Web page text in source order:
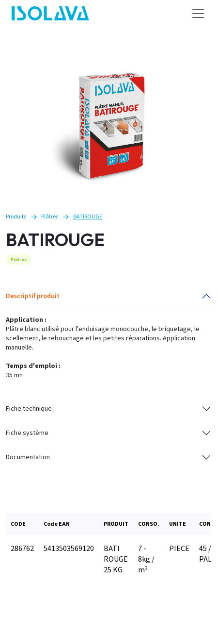
Produits Plâtres BATIROUGE
BATIROUGE
Plâtres
Descriptif produit
Application :
Plâtre blanc utilisé pour l'enduisage monocouche, le briquetage, le
scellement, le rebouchage et les petites réparations. Application
manuelle.
Temps d'emploi :
35 mn
Fiche technique
Fiche système
Documentation
CODE Code EAN PRODUIT CONSO. UNITE COND.
286762 5413503569120
BATI
ROUGE
25 KG
7 -
8kg /
m²
PIECE
45 /